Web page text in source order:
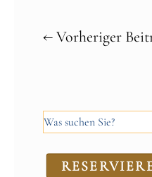
←Vorheriger